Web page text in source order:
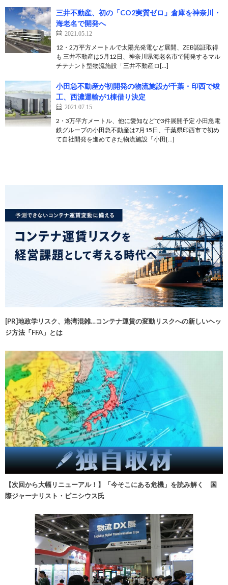
三井不動産、初の「CO2実質ゼロ」倉庫を神奈川・
海老名で開発へ
2021.05.12
12・2万平方メートルで太陽光発電など展開、ZEB認証取得
も 三井不動産は5月12日、神奈川県海老名市で開発するマル
チテナント型物流施設「三井不動産ロ[…]
小田急不動産が初開発の物流施設が千葉・印西で竣
工、西濃運輸が1棟借り決定
2021.07.15
2・3万平方メートル、他に愛知などで3件展開予定 小田急電
鉄グループの小田急不動産は7月15日、千葉県印西市で初め
て自社開発を進めてきた物流施設「小田[…]
[PR]地政学リスク、港湾混雑…コンテナ運賃の変動リスクへの新しいヘッ
ジ方法「FFA」とは
【次回から大幅リニューアル！】「今そこにある危機」を読み解く 国
際ジャーナリスト・ビニシウス氏